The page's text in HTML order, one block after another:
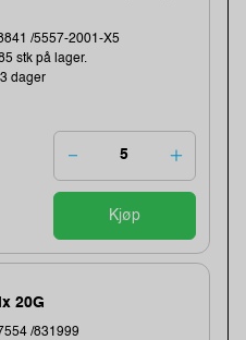
/5557-2001-X5
stk på lager.
dager
Kjøp
20G
/831999